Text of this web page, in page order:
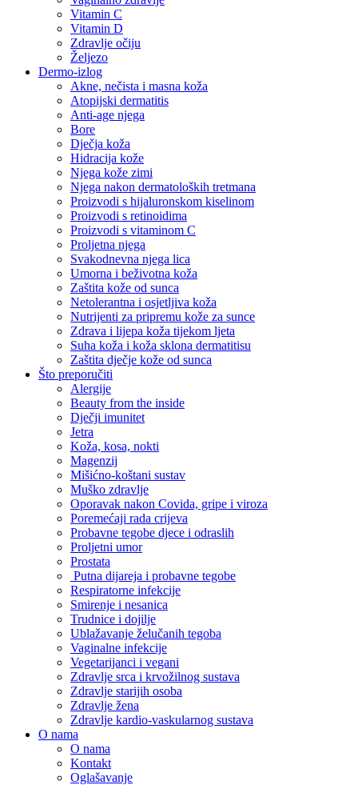
Vitamin C
Vitamin D
Zdravlje očiju
Željezo
Dermo-izlog
Akne, nečista i masna koža
Atopijski dermatitis
Anti-age njega
Bore
Dječja koža
Hidracija kože
Njega kože zimi
Njega nakon dermatoloških tretmana
Proizvodi s hijaluronskom kiselinom
Proizvodi s retinoidima
Proizvodi s vitaminom C
Proljetna njega
Svakodnevna njega lica
Umorna i beživotna koža
Zaštita kože od sunca
Netolerantna i osjetljiva koža
Nutrijenti za pripremu kože za sunce
Zdrava i lijepa koža tijekom ljeta
Suha koža i koža sklona dermatitisu
Zaštita dječje kože od sunca
Što preporučiti
Alergije
Beauty from the inside
Dječji imunitet
Jetra
Koža, kosa, nokti
Magenzij
Mišićno-koštani sustav
Muško zdravlje
Oporavak nakon Covida, gripe i viroza
Poremećaji rada crijeva
Probavne tegobe djece i odraslih
Proljetni umor
Prostata
Putna dijareja i probavne tegobe
Respiratorne infekcije
Smirenje i nesanica
Trudnice i dojilje
Ublažavanje želučanih tegoba
Vaginalne infekcije
Vegetarijanci i vegani
Zdravlje srca i krvožilnog sustava
Zdravlje starijih osoba
Zdravlje žena
Zdravlje kardio-vaskularnog sustava
O nama
O nama
Kontakt
Oglašavanje